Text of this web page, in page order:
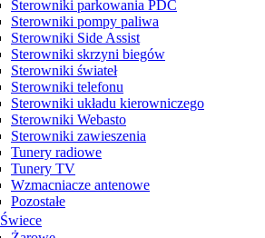
Sterowniki parkowania PDC
Sterowniki pompy paliwa
Sterowniki Side Assist
Sterowniki skrzyni biegów
Sterowniki świateł
Sterowniki telefonu
Sterowniki układu kierowniczego
Sterowniki Webasto
Sterowniki zawieszenia
Tunery radiowe
Tunery TV
Wzmacniacze antenowe
Pozostałe
Świece